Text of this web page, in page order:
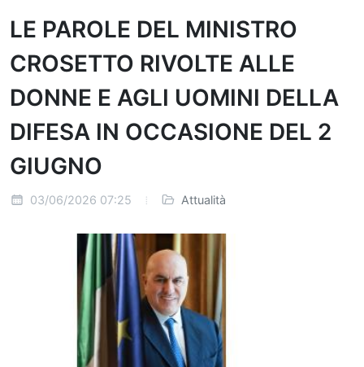
LE PAROLE DEL MINISTRO
CROSETTO RIVOLTE ALLE
DONNE E AGLI UOMINI DELLA
DIFESA IN OCCASIONE DEL 2
GIUGNO
03/06/2026 07:25 Attualità